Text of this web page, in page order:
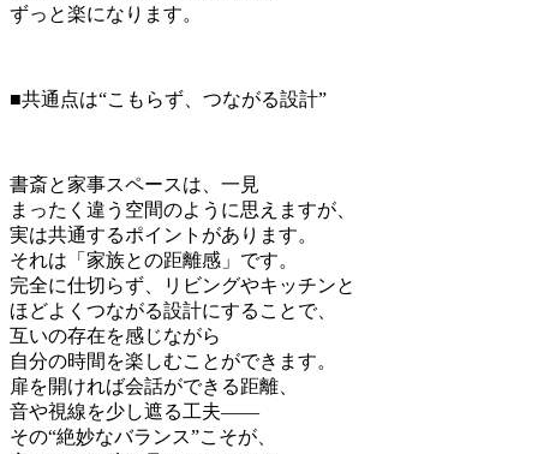
ずっと楽になります。
■共通点は“こもらず、つながる設計”
書斎と家事スペースは、一見
まったく違う空間のように思えますが、
実は共通するポイントがあります。
それは「家族との距離感」です。
完全に仕切らず、リビングやキッチンと
ほどよくつながる設計にすることで、
互いの存在を感じながら
自分の時間を楽しむことができます。
扉を開ければ会話ができる距離、
音や視線を少し遮る工夫——
その“絶妙なバランス”こそが、